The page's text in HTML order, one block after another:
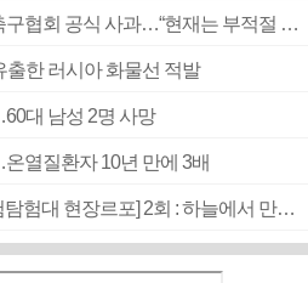
[속보] ‘심판 성접대’ 논란 축구협회 공식 사과…“현재는 부적절 행위 없어”
출한 러시아 화물선 적발
대 남성 2명 사망
열질환자 10년 만에 3배
[2026 부산청소년극지체험탐험대 현장르포] 2회 : 하늘에서 만난 얼음의 나라